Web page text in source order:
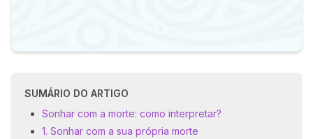
SUMÁRIO DO ARTIGO
Sonhar com a morte: como interpretar?
1. Sonhar com a sua própria morte